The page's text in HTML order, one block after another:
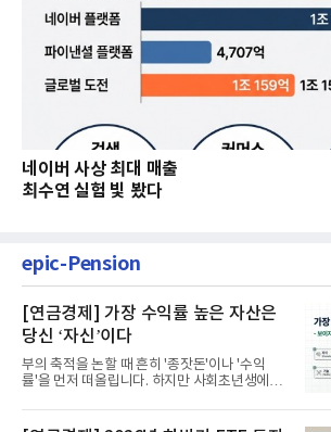
네이버 사상 최대 매출
최수연 실험 빛 봤다
epic-Pension
[연금경제] 가장 수익률 높은 자산은
당신 ‘자신’이다
부의 축적을 논할 때 흔히 '종잣돈'이나 '수익
률'을 먼저 떠올립니다. 하지만 사회초년생에게